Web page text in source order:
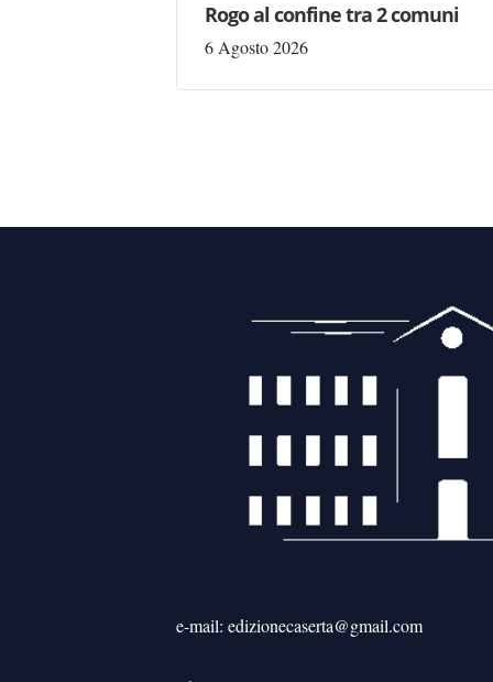
Rogo al confine tra 2 comuni
6 Agosto 2026
e-mail: edizionecaserta@gmail.com